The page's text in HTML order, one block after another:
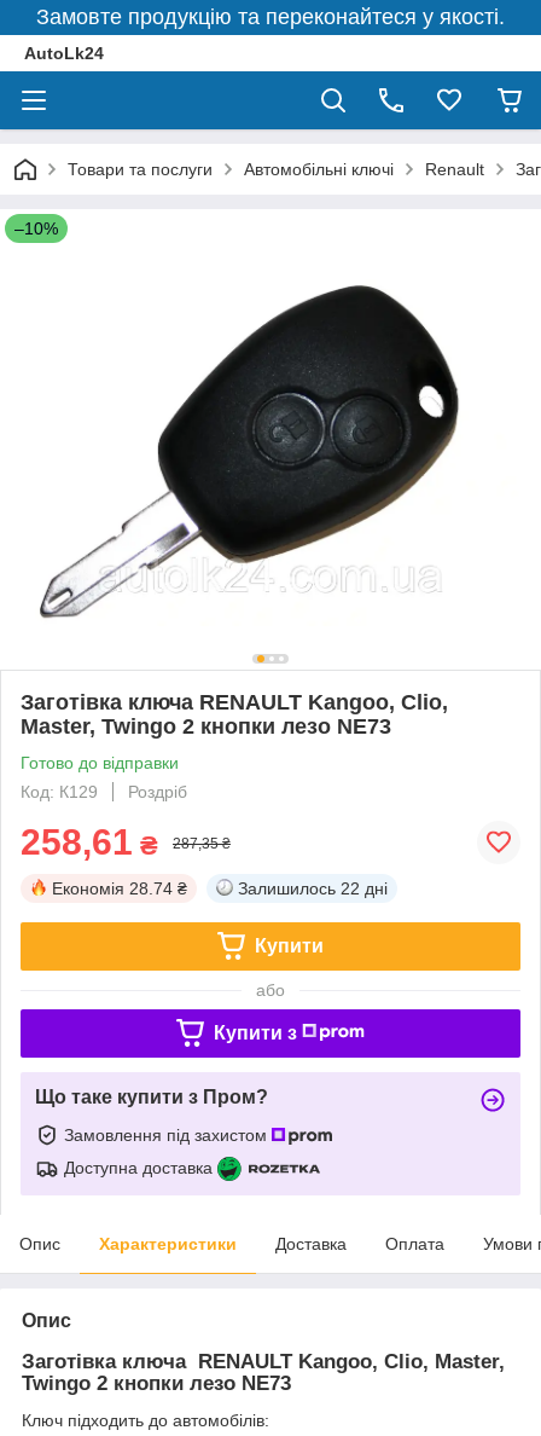
Замовте продукцію та переконайтеся у якості.
AutoLk24
Товари та послуги Автомобільні ключі Renault
–10%
Заготівка ключа RENAULT Kangoo, Clio,
Master, Twingo 2 кнопки лезо NE73
Готово до відправки
Код: К129
Роздріб
258,61 ₴ 287,35 ₴
Економія 28.74 ₴ Залишилось 22 дні
Купити
або
Купити з
Що таке купити з Пром?
Замовлення під захистом
Доступна доставка
Опис Характеристики Доставка Оплата Умови
Опис
Заготівка ключа RENAULT Kangoo, Clio, Master,
Twingo 2 кнопки лезо NE73
Ключ підходить до автомобілів: